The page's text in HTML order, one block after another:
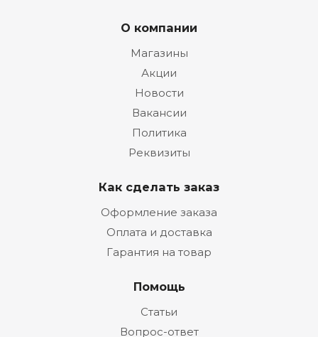
О компании
Магазины
Акции
Новости
Вакансии
Политика
Реквизиты
Как сделать заказ
Оформление заказа
Оплата и доставка
Гарантия на товар
Помощь
Статьи
Вопрос-ответ